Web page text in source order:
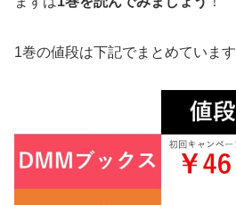
1巻の値段は下記でまとめています